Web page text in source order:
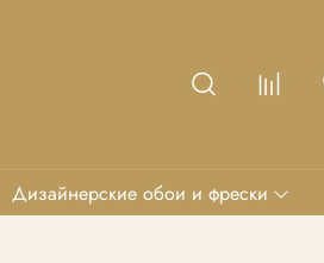
Дизайнерские обои и фрески